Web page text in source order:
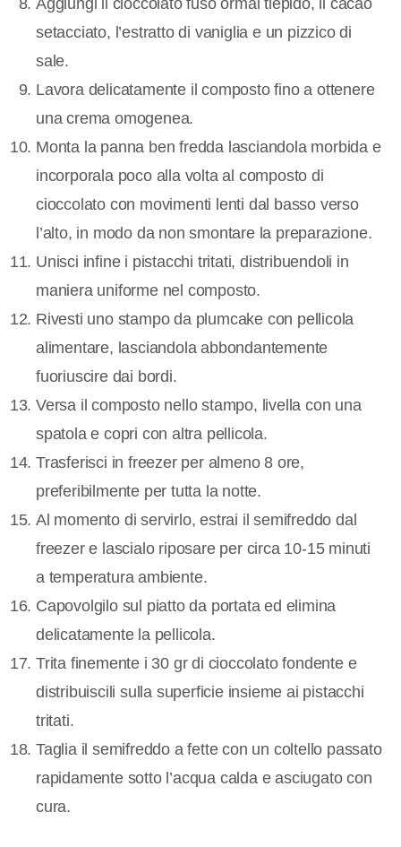
setacciato, l’estratto di vaniglia e un pizzico di
sale.
Lavora delicatamente il composto fino a ottenere
una crema omogenea.
Monta la panna ben fredda lasciandola morbida e
incorporala poco alla volta al composto di
cioccolato con movimenti lenti dal basso verso
l’alto, in modo da non smontare la preparazione.
Unisci infine i pistacchi tritati, distribuendoli in
maniera uniforme nel composto.
Rivesti uno stampo da plumcake con pellicola
alimentare, lasciandola abbondantemente
fuoriuscire dai bordi.
Versa il composto nello stampo, livella con una
spatola e copri con altra pellicola.
Trasferisci in freezer per almeno 8 ore,
preferibilmente per tutta la notte.
Al momento di servirlo, estrai il semifreddo dal
freezer e lascialo riposare per circa 10-15 minuti
a temperatura ambiente.
Capovolgilo sul piatto da portata ed elimina
delicatamente la pellicola.
Trita finemente i 30 gr di cioccolato fondente e
distribuiscili sulla superficie insieme ai pistacchi
tritati.
Taglia il semifreddo a fette con un coltello passato
rapidamente sotto l’acqua calda e asciugato con
cura.